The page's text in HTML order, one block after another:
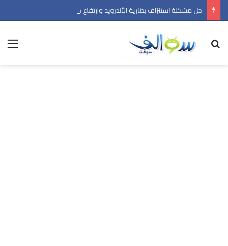
حل مشكلة استنزاف بطارية الأندرويد وارتفاع حرارة الهاتف في 2026
بحث عن